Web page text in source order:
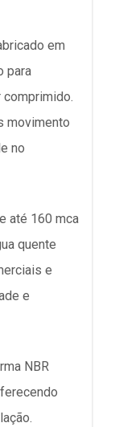
em
para
comprimido.
movimento
no
até 160 mca
quente
e
e
NBR